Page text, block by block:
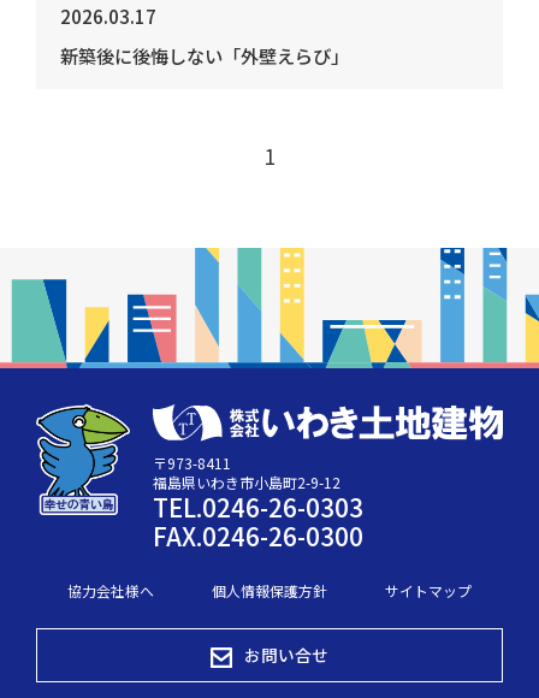
2026.03.17
新築後に後悔しない「外壁えらび」
1
〒973-8411
福島県いわき市小島町2-9-12
TEL.0246-26-0303
FAX.0246-26-0300
協力会社様へ 個人情報保護方針 サイトマップ
お問い合せ